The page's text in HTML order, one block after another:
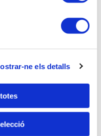
ne els detalls
d’escriptures